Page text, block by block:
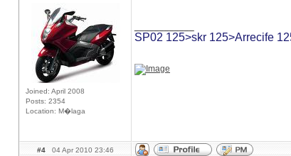
Joined: April 2008
Posts: 2354
Location: M�laga
SP02 125>skr 125>Arrecife
#4 04 Apr 2010 23:46